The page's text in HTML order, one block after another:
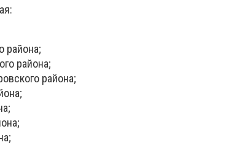
района;
района;
района;